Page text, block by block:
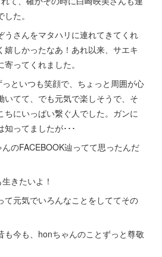
た。
うさんをマタハリに連れてきてくれ
しかったなあ！あれ以来、サエキ
ってくれました。
といつも笑顔で、ちょっと周囲が心
いてて、でも元気で楽しそうで、そ
ちにいっぱい繋ぐ人でした。ガンに
知ってましたが･･･
のFACEBOOK辿ってて思ったんだ
きたいよ！
て元気でいろんなことをしててその
も今も、honちゃんのことずっと尊敬